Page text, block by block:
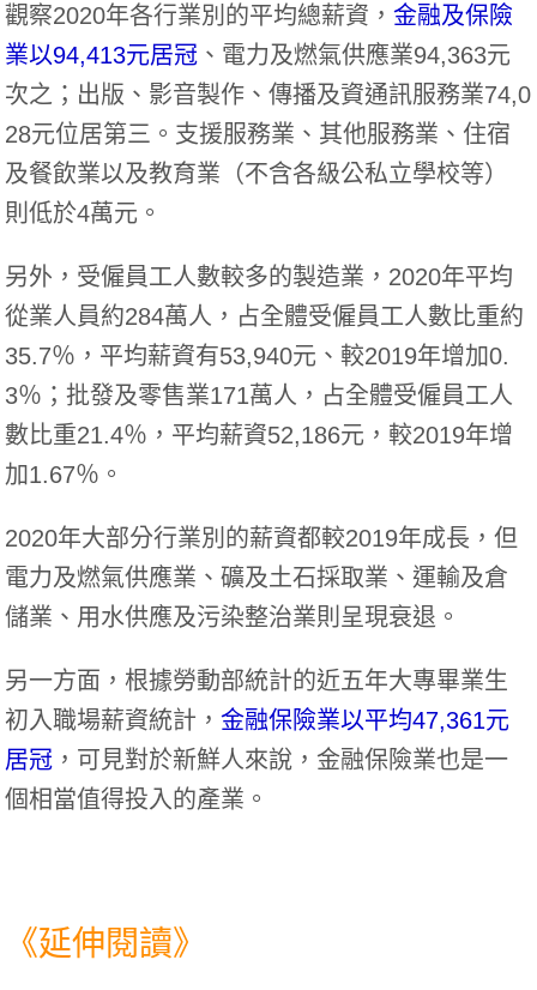
觀察2020年各行業別的平均總薪資，金融及保險
業以94,413元居冠 、電力及燃氣供應業94,363元
次之；出版、影音製作、傳播及資通訊服務業74,0
28元位居第三。支援服務業、其他服務業、住宿
及餐飲業以及教育業（不含各級公私立學校等）
則低於4萬元。
另外，受僱員工人數較多的製造業，2020年平均
從業人員約284萬人，占全體受僱員工人數比重約
35.7％，平均薪資有53,940元、較2019年增加0.
3％；批發及零售業171萬人，占全體受僱員工人
數比重21.4％，平均薪資52,186元，較2019年增
加1.67％。
2020年大部分行業別的薪資都較2019年成長，但
電力及燃氣供應業、礦及土石採取業、運輸及倉
儲業、用水供應及污染整治業則呈現衰退。
另一方面，根據勞動部統計的近五年大專畢業生
初入職場薪資統計，金融保險業以平均47,361元
居冠 ，可見對於新鮮人來說，金融保險業也是一
個相當值得投入的產業。
《延伸閱讀》